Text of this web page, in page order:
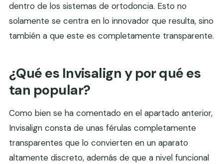
dentro de los sistemas de ortodoncia. Esto no
solamente se centra en lo innovador que resulta, sino
también a que este es completamente transparente.
¿Qué es Invisalign y por qué es
tan popular?
Como bien se ha comentado en el apartado anterior,
Invisalign consta de unas férulas completamente
transparentes que lo convierten en un aparato
altamente discreto, además de que a nivel funcional